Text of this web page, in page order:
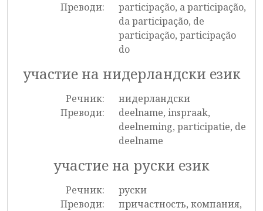
Преводи:
participação, a participação,
da participação, de
participação, participação
do
участие на нидерландски език
Речник:
нидерландски
Преводи:
deelname, inspraak,
deelneming, participatie, de
deelname
участие на руски език
Речник:
руски
Преводи:
причастность, компания,